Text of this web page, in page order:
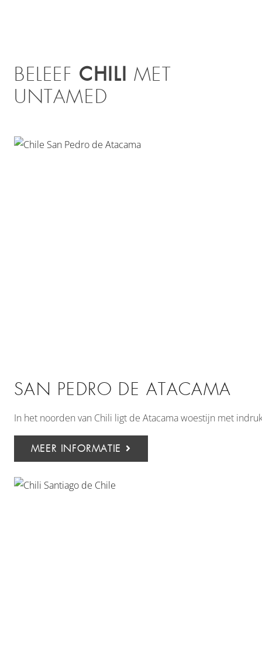
BELEEF CHILI MET
UNTAMED
SAN PEDRO DE ATACAMA
In het noorden van Chili ligt de Atacama woestijn met
MEER INFORMATIE